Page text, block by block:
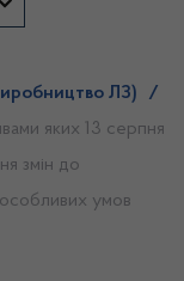
ЛЗ)
/
яких 13 серпня
змін до
особливих умов